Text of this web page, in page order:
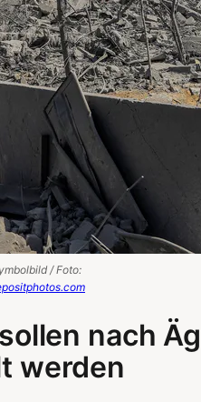
/ Foto:
nach
werden